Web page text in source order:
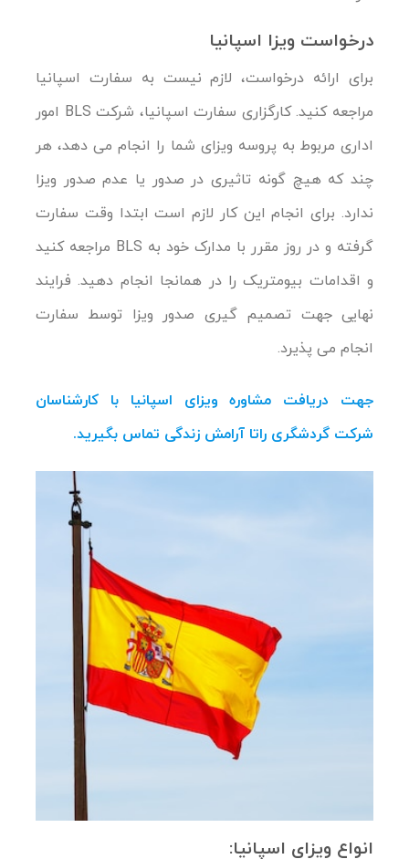
درخواست ویزا اسپانیا
برای ارائه درخواست، لازم نیست به سفارت اسپانیا
مراجعه کنید. کارگزاری سفارت اسپانیا، شرکت BLS امور
اداری مربوط به پروسه ویزای شما را انجام می دهد، هر
چند که هیچ گونه تاثیری در صدور یا عدم صدور ویزا
ندارد. برای انجام این کار لازم است ابتدا وقت سفارت
گرفته و در روز مقرر با مدارک خود به BLS مراجعه کنید
و اقدامات بیومتریک را در همانجا انجام دهید. فرایند
نهایی جهت تصمیم گیری صدور ویزا توسط سفارت
انجام می پذیرد.
جهت دریافت مشاوره ویزای اسپانیا با کارشناسان
شرکت گردشگری راتا آرامش زندگی تماس بگیرید.
انواع ویزای اسپانیا: